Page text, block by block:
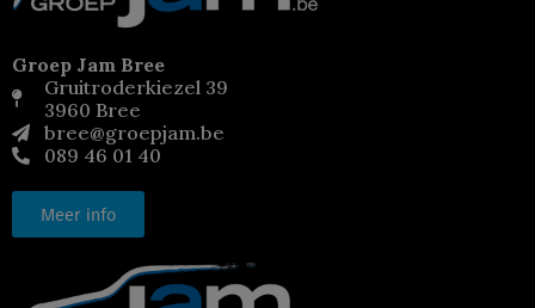
Groep Jam Bree
Gruitroderkiezel 39
3960 Bree
bree@groepjam.be
089 46 01 40
Meer info